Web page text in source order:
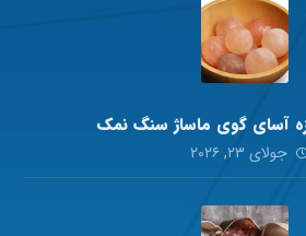
آسای گوی ماساژ سنگ نمک
جولای ۲۳, ۲۰۲۶